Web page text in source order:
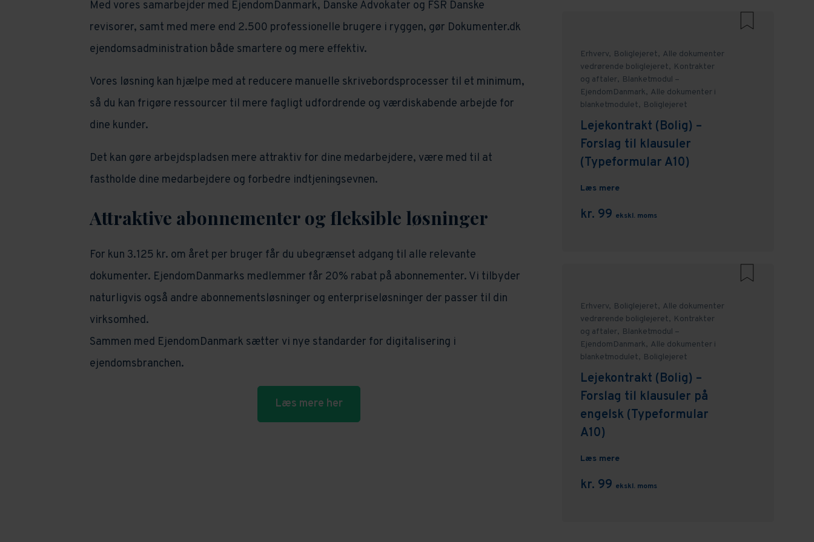
Med vores samarbejder med EjendomDanmark, Danske Advokater og FSR Danske
revisorer, samt med mere end 2.500 professionelle brugere i ryggen, gør Dokumenter.dk
ejendomsadministration både smartere og mere effektiv.
Vores løsning kan hjælpe med at reducere manuelle skrivebordsprocesser til et minimum,
så du kan frigøre ressourcer til mere fagligt udfordrende og værdiskabende arbejde for
dine kunder.
Det kan gøre arbejdspladsen mere attraktiv for dine medarbejdere, være med til at
fastholde dine medarbejdere og forbedre indtjeningsevnen.
Attraktive abonnementer og fleksible løsninger
For kun 3.125 kr. om året per bruger får du ubegrænset adgang til alle relevante
dokumenter. EjendomDanmarks medlemmer får 20% rabat på abonnementer. Vi tilbyder
naturligvis også andre abonnementsløsninger og enterpriseløsninger der passer til din
virksomhed.
Sammen med EjendomDanmark sætter vi nye standarder for digitalisering i
ejendomsbranchen.
Læs mere her
Erhverv, Boliglejeret, Alle dokumenter
vedrørende boliglejeret, Kontrakter
og aftaler, Blanketmodul –
EjendomDanmark, Alle dokumenter i
blanketmodulet, Boliglejeret
Lejekontrakt (Bolig) –
Forslag til klausuler
(Typeformular A10)
Læs mere
kr. 99 ekskl. moms
Erhverv, Boliglejeret, Alle dokumenter
vedrørende boliglejeret, Kontrakter
og aftaler, Blanketmodul –
EjendomDanmark, Alle dokumenter i
blanketmodulet, Boliglejeret
Lejekontrakt (Bolig) –
Forslag til klausuler på
engelsk (Typeformular
A10)
Læs mere
kr. 99 ekskl. moms